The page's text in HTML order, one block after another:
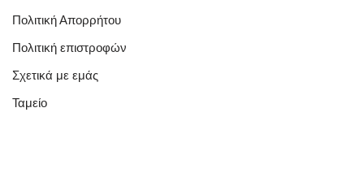
Πολιτική Απορρήτου
Πολιτική επιστροφών
Σχετικά με εμάς
Ταμείο